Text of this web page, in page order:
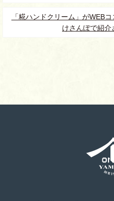
「糀ハンドクリーム」がWEB
けさんぽで紹